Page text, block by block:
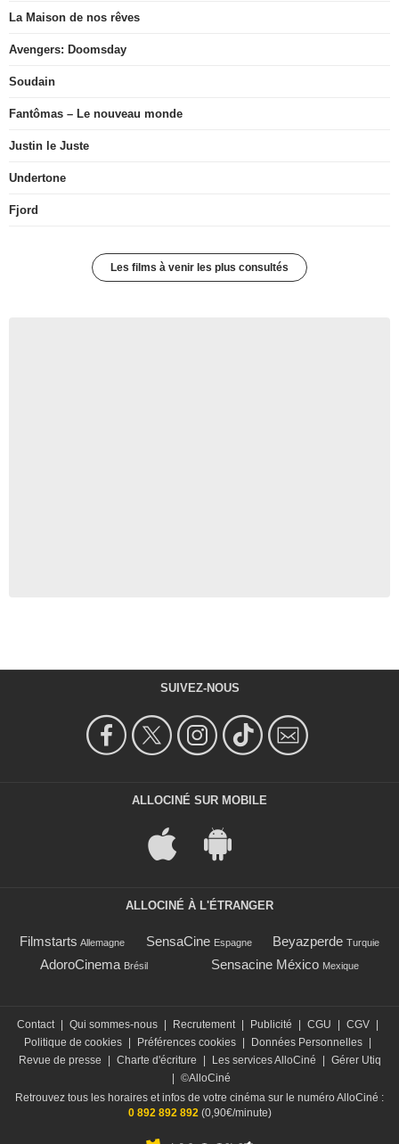
La Maison de nos rêves
Avengers: Doomsday
Soudain
Fantômas – Le nouveau monde
Justin le Juste
Undertone
Fjord
Les films à venir les plus consultés
SUIVEZ-NOUS
ALLOCINÉ SUR MOBILE
ALLOCINÉ À L'ÉTRANGER
Filmstarts Allemagne SensaCine Espagne Beyazperde Turquie
AdoroCinema Brésil Sensacine México Mexique
Contact Qui sommes-nous Recrutement Publicité CGU CGV
Politique de cookies
Préférences cookies Données Personnelles
Revue de presse
Charte d'écriture Les services AlloCiné
Gérer Utiq
©AlloCiné
Retrouvez tous les horaires et infos de votre cinéma sur le numéro AlloCiné :
0 892 892 892(0,90€/minute)